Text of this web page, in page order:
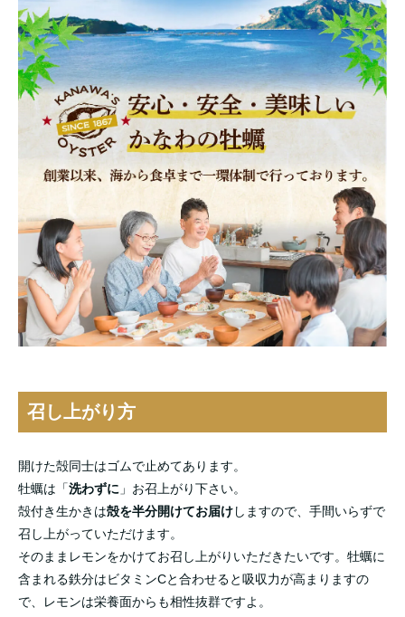
召し上がり方
開けた殻同士はゴムで止めてあります。
牡蠣は「洗わずに 」お召上がり下さい。
殻付き生かきは殻を半分開けてお届けしますので、手間いらずで
召し上がっていただけます。
そのままレモンをかけてお召し上がりいただきたいです。牡蠣に
含まれる鉄分はビタミンCと合わせると吸収力が高まりますの
で、レモンは栄養面からも相性抜群ですよ。